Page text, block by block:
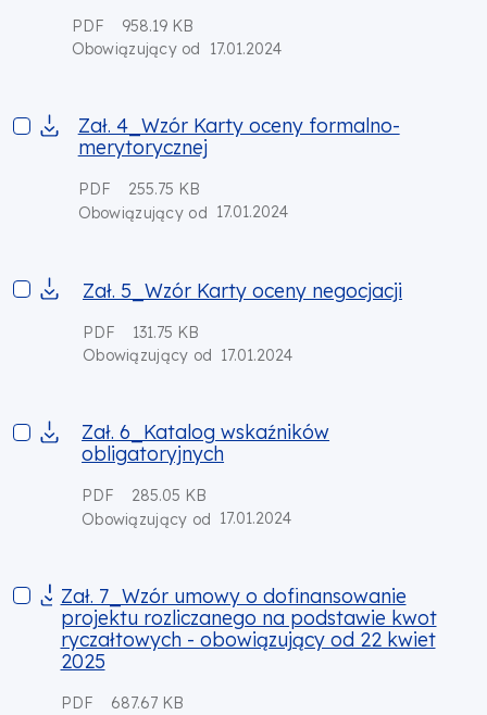
PDF
958.19 KB
Obowiązujący od
17.01.2024
Zał. 4_Wzór Karty oceny formalno-merytorycznej
Zał. 4_Wzór Karty oceny formalno-
merytorycznej
PDF
255.75 KB
Obowiązujący od 17.01.2024
Zał. 5_Wzór Karty oceny negocjacji
Zał. 5_Wzór Karty oceny negocjacji
PDF
131.75 KB
Obowiązujący od
17.01.2024
Zał. 6_Katalog wskaźników obligatoryjnych
Zał. 6_Katalog wskaźników
obligatoryjnych
PDF
285.05 KB
Obowiązujący od 17.01.2024
Zał. 7_Wzór umowy o dofinansowanie projektu
Zał. 7_Wzór umowy o dofinansowanie
projektu rozliczanego na podstawie kwot
ryczałtowych - obowiązujący od 22 kwiet
2025
PDF
687.67 KB